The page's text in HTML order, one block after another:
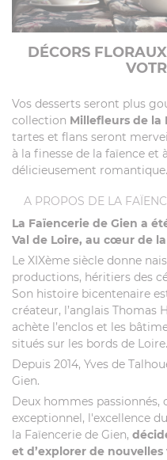
DÉCORS
Vos desserts seront plus
collection Millefleurs de la
tartes et flans seront
à la finesse de la faïence
délicieusement romantique.
A PROPOS DE LA
La Faïencerie de Gien a
Val de Loire, au cœur de
Le XIXème siècle donne
productions, héritiers des
Son histoire bicentenaire
créateur, l’anglais Thomas
achète l’enclos et les
situés sur les bords de Loire.
Depuis 2014, Yves de
Gien.
Deux hommes
exceptionnel, l'excellence
la Faïencerie de Gien,
et d’explorer de